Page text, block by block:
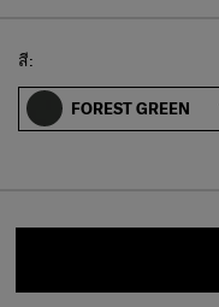
Select
สี:
FOREST GREEN